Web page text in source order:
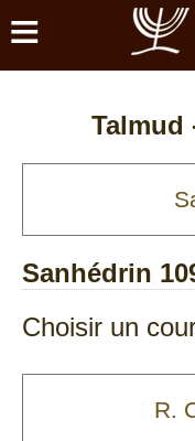
≡
Talmud
Sanhédrin
Choisir un